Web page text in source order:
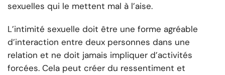
sexuelles qui le mettent mal à l’aise.
L’intimité sexuelle doit être une forme agréable
d’interaction entre deux personnes dans une
relation et ne doit jamais impliquer d’activités
forcées. Cela peut créer du ressentiment et